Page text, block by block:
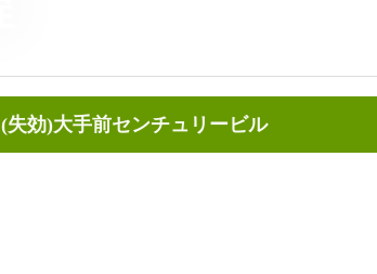
(失効)大手前センチュリービル